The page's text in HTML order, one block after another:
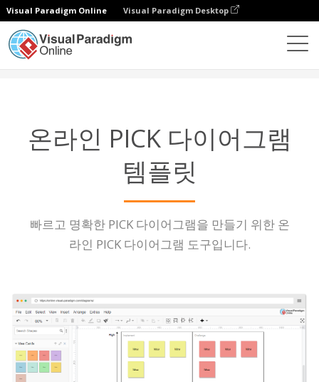
Visual Paradigm Online Visual Paradigm Desktop
온라인 PICK 다이어그램
템플릿
빠르고 명확한 PICK 다이어그램을 만들기 위한 온
라인 PICK 다이어그램 도구입니다.